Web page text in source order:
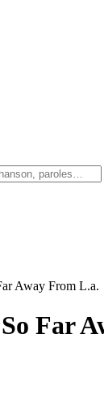
Away From L.a.
Far